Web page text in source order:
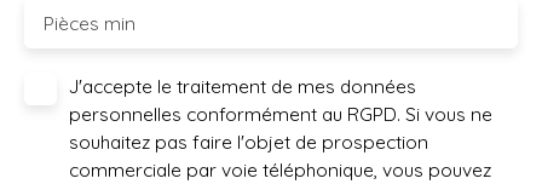
Pièces min
J'accepte le traitement de mes données
personnelles conformément au RGPD. Si vous ne
souhaitez pas faire l'objet de prospection
commerciale par voie téléphonique, vous pouvez